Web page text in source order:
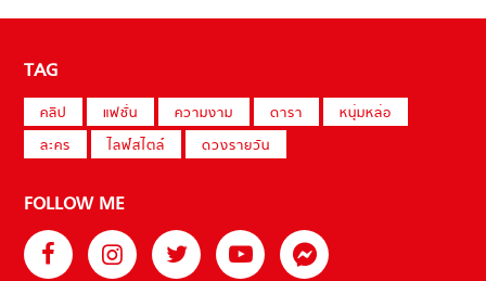
TAG
คลิป แฟชั่น ความงาม ดารา
หนุ่มหล่อ
ละคร
ไลฟ์สไตล์ ดวงรายวัน
FOLLOW ME